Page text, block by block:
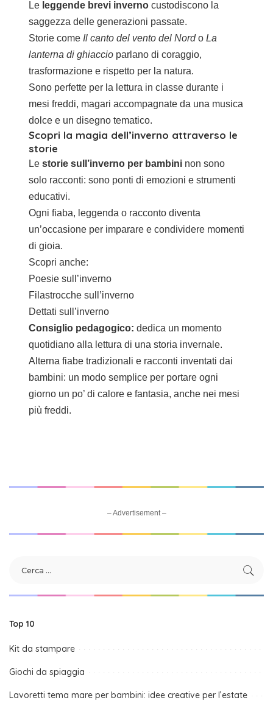
Le leggende brevi inverno custodiscono la
saggezza delle generazioni passate.
Storie come Il canto del vento del Nordo La
lanterna di ghiaccio parlano di coraggio,
trasformazione e rispetto per la natura.
Sono perfette per la lettura in classe durante i
mesi freddi, magari accompagnate da una musica
dolce e un disegno tematico.
Scopri la magia dell’inverno attraverso le
storie
Le storie sull’inverno per bambini non sono
solo racconti: sono ponti di emozioni e strumenti
educativi.
Ogni fiaba, leggenda o racconto diventa
un’occasione per imparare e condividere momenti
di gioia.
Scopri anche:
Poesie sull’inverno
Filastrocche sull’inverno
Dettati sull’inverno
Consiglio pedagogico: dedica un momento
quotidiano alla lettura di una storia invernale.
Alterna fiabe tradizionali e racconti inventati dai
bambini: un modo semplice per portare ogni
giorno un po’ di calore e fantasia, anche nei mesi
più freddi.
– Advertisement –
Top 10
Kit da stampare
Giochi da spiaggia
Lavoretti tema mare per bambini: idee creative per l’estate